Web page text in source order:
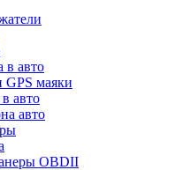
в авто
GPS маяки
авто
авто
OBDII